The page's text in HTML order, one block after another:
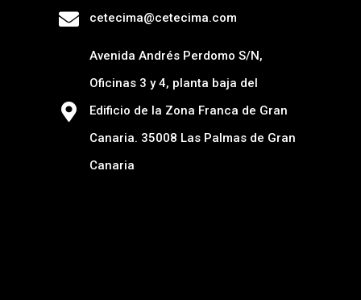
cetecima@cetecima.com
Avenida Andrés Perdomo S/N,
Oficinas 3 y 4, planta baja del
Edificio de la Zona Franca de Gran
Canaria. 35008 Las Palmas de Gran
Canaria